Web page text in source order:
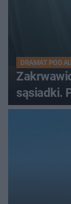
DRAMAT POD
sąsiadki.